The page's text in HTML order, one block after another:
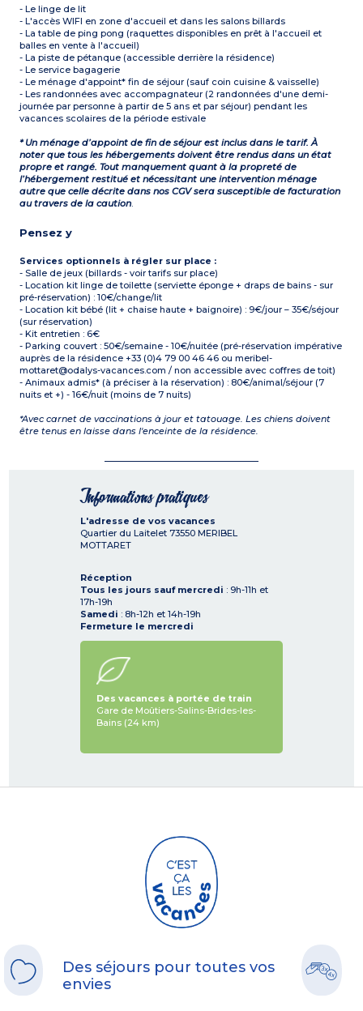
- Le linge de lit
- L'accès WIFI en zone d'accueil et dans les salons billards
- La table de ping pong (raquettes disponibles en prêt à l'accueil et
balles en vente à l'accueil)
- La piste de pétanque (accessible derrière la résidence)
- Le service bagagerie
- Le ménage d'appoint* fin de séjour (sauf coin cuisine & vaisselle)
- Les randonnées avec accompagnateur (2 randonnées d'une demi-
journée par personne à partir de 5 ans et par séjour) pendant les
vacances scolaires de la période estivale
* Un ménage d’appoint de fin de séjour est inclus dans le tarif. À
noter que tous les hébergements doivent être rendus dans un état
propre et rangé. Tout manquement quant à la propreté de
l’hébergement restitué et nécessitant une intervention ménage
autre que celle décrite dans nos CGV sera susceptible de facturation
au travers de la caution.
Pensez y
Services optionnels à régler sur place :
- Salle de jeux (billards - voir tarifs sur place)
- Location kit linge de toilette (serviette éponge + draps de bains - sur
pré-réservation) : 10€/change/lit
- Location kit bébé (lit + chaise haute + baignoire) : 9€/jour – 35€/séjour
(sur réservation)
- Kit entretien : 6€
- Parking couvert : 50€/semaine - 10€/nuitée (pré-réservation impérative
auprès de la résidence +33 (0)4 79 00 46 46 ou meribel-
mottaret@odalys-vacances.com / non accessible avec coffres de toit)
- Animaux admis* (à préciser à la réservation) : 80€/animal/séjour (7
nuits et +) - 16€/nuit (moins de 7 nuits)
*Avec carnet de vaccinations à jour et tatouage. Les chiens doivent
être tenus en laisse dans l'enceinte de la résidence.
Informations pratiques
L'adresse de vos vacances
Quartier du Laitelet 73550 MERIBEL
MOTTARET
Réception
Tous les jours sauf mercredi : 9h-11h et
17h-19h
Samedi : 8h-12h et 14h-19h
Fermeture le mercredi
Des vacances à portée de train
Gare de Moûtiers-Salins-Brides-les-
Bains (24 km)
Des séjours pour toutes vos
envies